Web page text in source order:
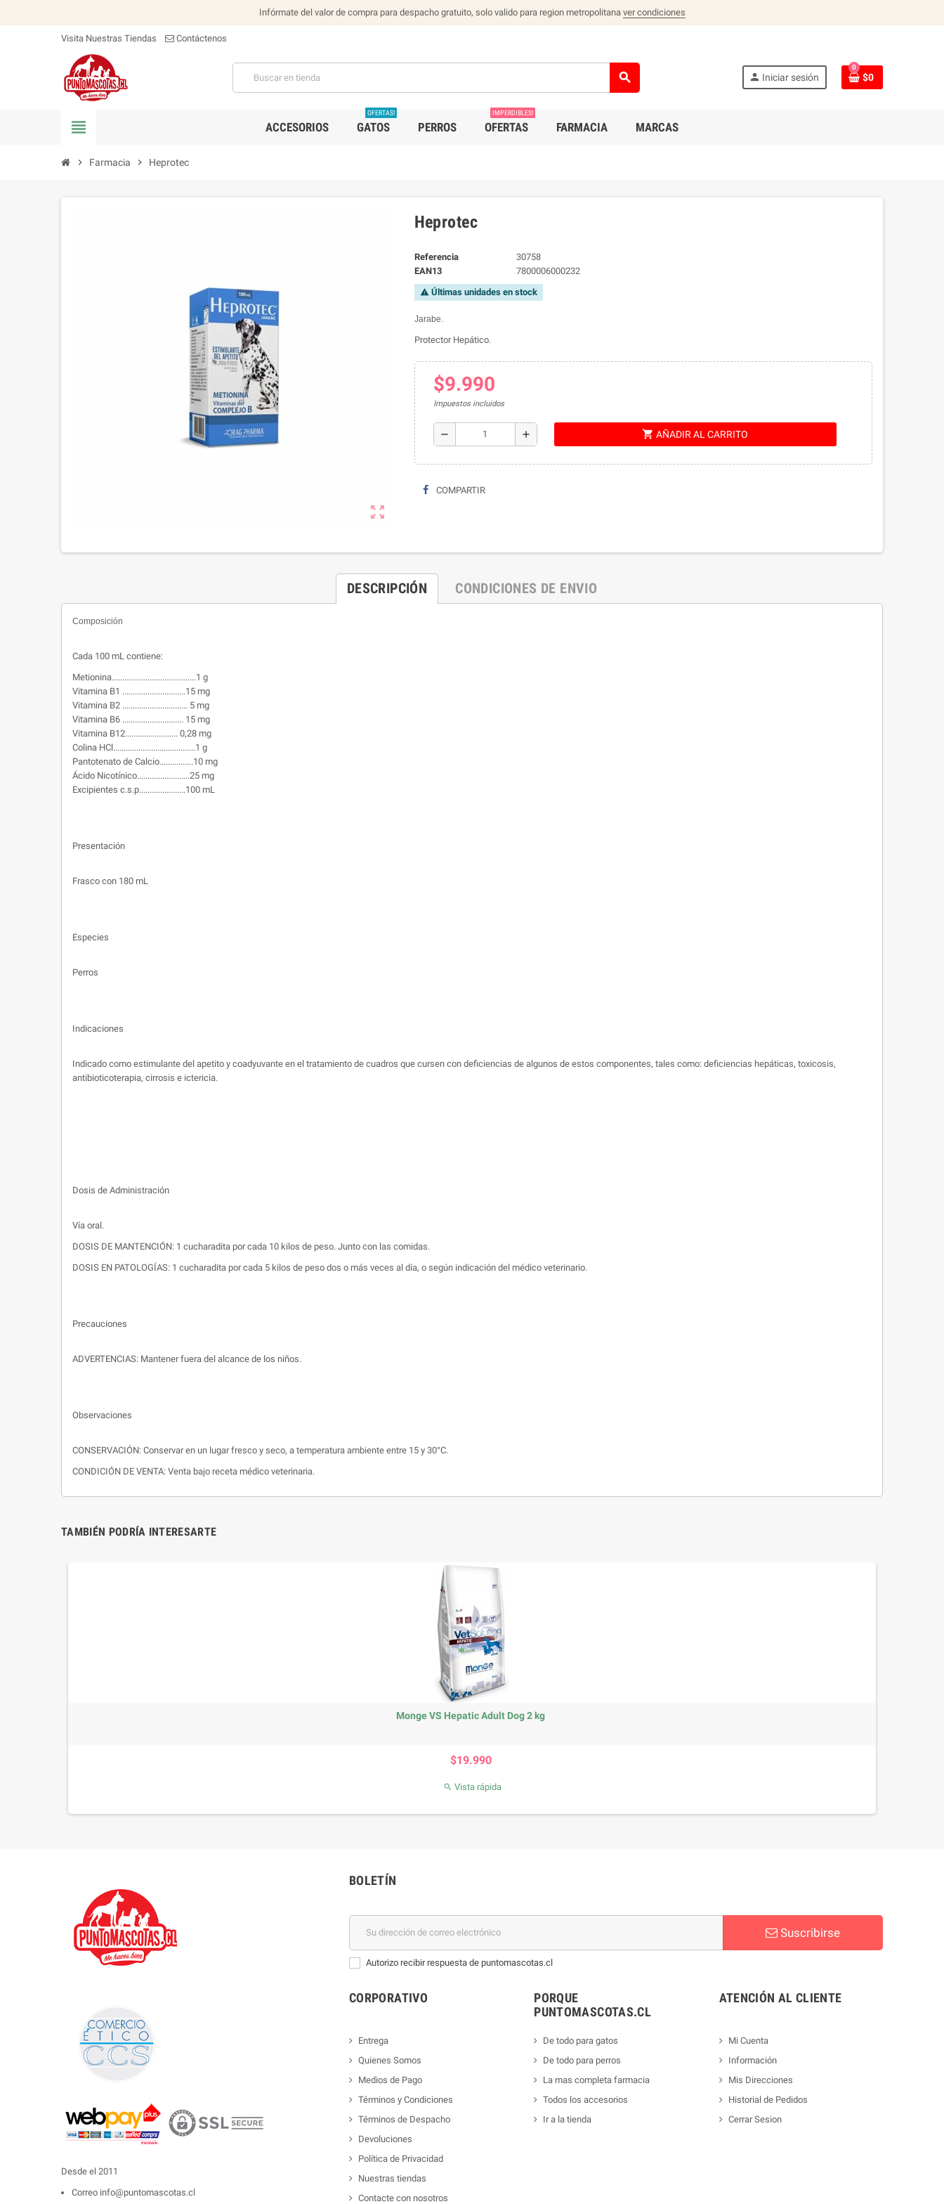
Infórmate del valor de compra para despacho gratuito, solo valido para region metropolitana ver condiciones
Visita Nuestras Tiendas Contáctenos
search person Iniciar sesión
0
$0
view_headline ACCESORIOS GATOS
OFERTAS!
PERROS OFERTAS
IMPERDIBLES!
FARMACIA MARCAS
chevron_right Farmacia chevron_right Heprotec
zoom_out_map
Heprotec
Referencia
30758
EAN13
7800006000232
warning Últimas unidades en stock
Jarabe.
Protector Hepático.
$9.990
Impuestos incluidos
remove add shopping_cart AÑADIR AL CARRITO
COMPARTIR
DESCRIPCIÓN CONDICIONES DE ENVIO
Composición
Cada 100 mL contiene:
Metionina........................................1 g
Vitamina B1 ..............................15 mg
Vitamina B2 ............................... 5 mg
Vitamina B6 ............................. 15 mg
Vitamina B12......................... 0,28 mg
Colina HCl.......................................1 g
Pantotenato de Calcio................10 mg
Ácido Nicotínico.........................25 mg
Excipientes c.s.p......................100 mL
Presentación
Frasco con 180 mL
Especies
Perros
Indicaciones
Indicado como estimulante del apetito y coadyuvante en el tratamiento de cuadros que cursen con deficiencias de algunos de estos componentes, tales como: deficiencias hepáticas, toxicosis,
antibioticoterapia, cirrosis e ictericia.
Dosis de Administración
Vía oral.
DOSIS DE MANTENCIÓN: 1 cucharadita por cada 10 kilos de peso. Junto con las comidas.
DOSIS EN PATOLOGÍAS: 1 cucharadita por cada 5 kilos de peso dos o más veces al día, o según indicación del médico veterinario.
Precauciones
ADVERTENCIAS: Mantener fuera del alcance de los niños.
Observaciones
CONSERVACIÓN: Conservar en un lugar fresco y seco, a temperatura ambiente entre 15 y 30°C.
CONDICIÓN DE VENTA: Venta bajo receta médico veterinaria.
TAMBIÉN PODRÍA INTERESARTE
Monge VS Hepatic Adult Dog 2 kg
$19.990
 Vista rápida
Desde el 2011
Correo info@puntomascotas.cl
BOLETÍN
Suscribirse
Autorizo recibir respuesta de puntomascotas.cl
CORPORATIVO
Entrega
Quienes Somos
Medios de Pago
Términos y Condiciones
Términos de Despacho
Devoluciones
Política de Privacidad
Nuestras tiendas
Contacte con nosotros
PORQUE
PUNTOMASCOTAS.CL
De todo para gatos
De todo para perros
La mas completa farmacia
Todos los accesorios
Ir a la tienda
ATENCIÓN AL CLIENTE
Mi Cuenta
Información
Mis Direcciones
Historial de Pedidos
Cerrar Sesion